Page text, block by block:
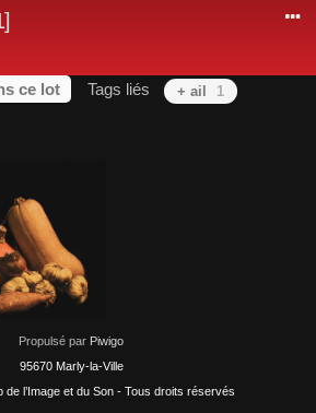
ce lot Tags liés + ail
1
Propulsé par Piwigo
95670 Marly-la-Ville
de l’Image et du Son - Tous droits réservés